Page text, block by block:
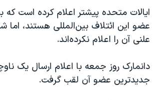
عضو این ائتلاف بین‌المللی هستند، اما
علنی آن را اعلام نکرده‌اند.
دانمارک روز جمعه با اعلام ارسال یک
جدیدترین عضو آن لقب گرفت.